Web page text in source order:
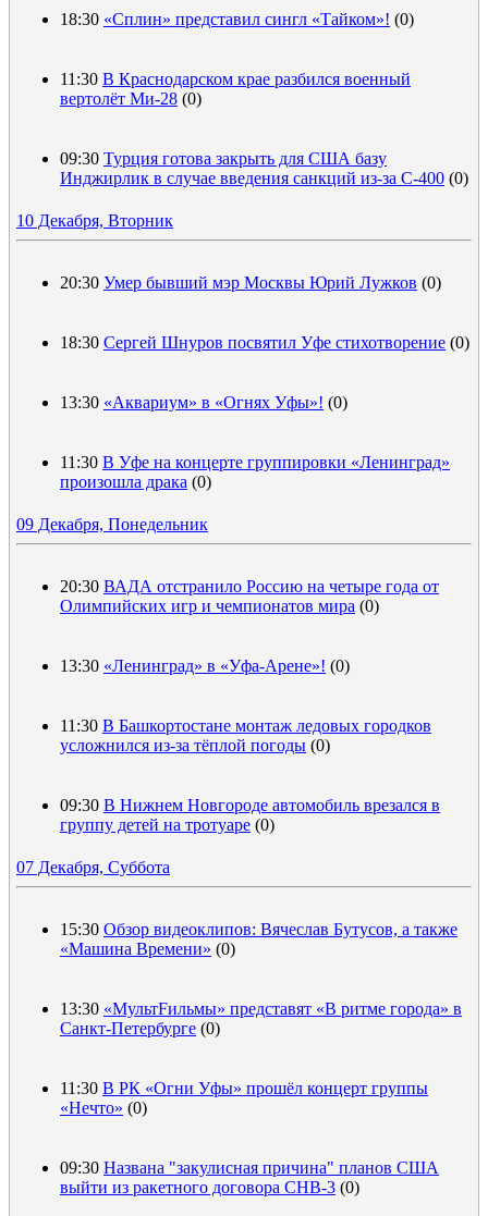
18:30 «Сплин» представил сингл «Тайком»! (0)
11:30 В Краснодарском крае разбился военный
вертолёт Ми-28 (0)
09:30 Турция готова закрыть для США базу
Инджирлик в случае введения санкций из-за С-400 (0)
10 Декабря, Вторник
20:30 Умер бывший мэр Москвы Юрий Лужков (0)
18:30 Сергей Шнуров посвятил Уфе стихотворение (0)
13:30 «Аквариум» в «Огнях Уфы»! (0)
11:30 В Уфе на концерте группировки «Ленинград»
произошла драка (0)
09 Декабря, Понедельник
20:30 ВАДА отстранило Россию на четыре года от
Олимпийских игр и чемпионатов мира (0)
13:30 «Ленинград» в «Уфа-Арене»! (0)
11:30 В Башкортостане монтаж ледовых городков
усложнился из-за тёплой погоды (0)
09:30 В Нижнем Новгороде автомобиль врезался в
группу детей на тротуаре (0)
07 Декабря, Суббота
15:30 Обзор видеоклипов: Вячеслав Бутусов, а также
«Машина Времени» (0)
13:30 «МультFильмы» представят «В ритме города» в
Санкт-Петербурге (0)
11:30 В РК «Огни Уфы» прошёл концерт группы
«Нечто» (0)
09:30 Названа "закулисная причина" планов США
выйти из ракетного договора СНВ-3 (0)